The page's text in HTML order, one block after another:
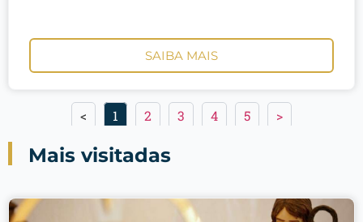
SAIBA MAIS
< 1 2 3 4 5 >
Mais visitadas